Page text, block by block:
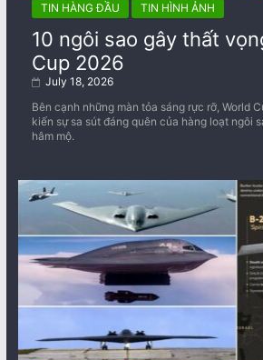
TIN HÀNG ĐẦU TIN HÌNH ẢNH
10 ngôi sao gây thất
Cup 2026
July 18, 2026
Bên cạnh những màn tỏa sáng rực rỡ, World
kiến sự sa sút đáng quên của hàng loạt ngôi
hâm mộ.